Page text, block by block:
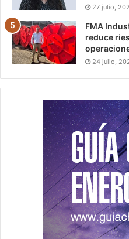
27 julio,
FMA
reduce
24 julio,